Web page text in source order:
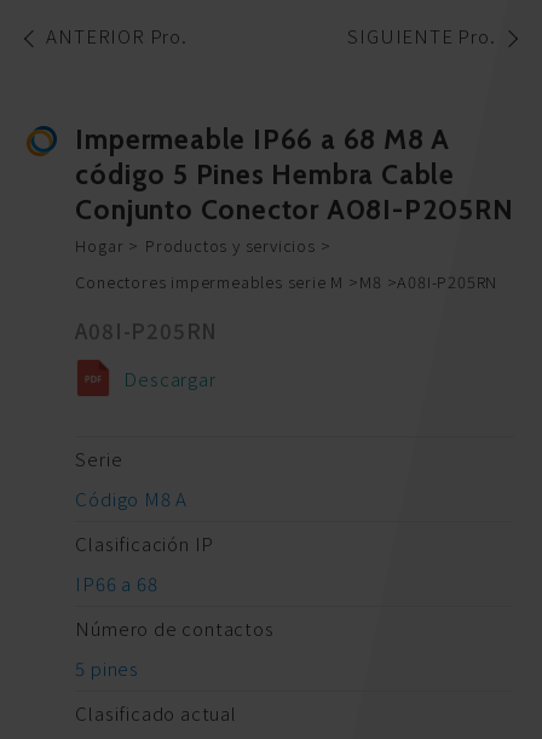
ANTERIOR Pro. SIGUIENTE Pro.
Impermeable IP66 a 68 M8 A
código 5 Pines Hembra Cable
Conjunto Conector A08I-P205RN
Hogar
Productos y servicios
Conectores impermeables serie M
M8 A08I-P205RN
A08I-P205RN
Descargar
Serie
Código M8 A
Clasificación IP
IP66 a 68
Número de contactos
5 pines
Clasificado actual